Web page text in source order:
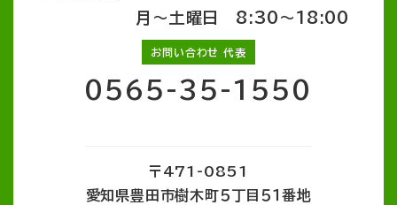
月～土曜日 8:30～18:00
お問い合わせ 代表
0565-35-1550
〒471-0851
愛知県豊田市樹木町５丁目５１番地